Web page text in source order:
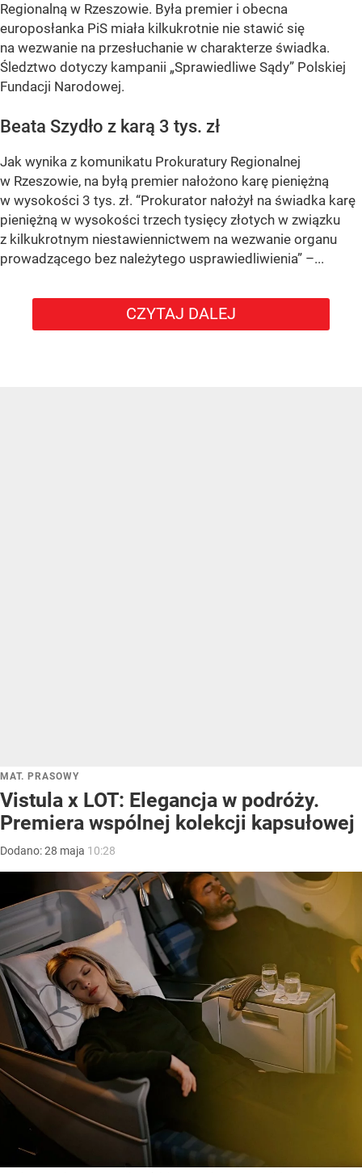
Regionalną w Rzeszowie. Była premier i obecna
europosłanka PiS miała kilkukrotnie nie stawić się
na wezwanie na przesłuchanie w charakterze świadka.
Śledztwo dotyczy kampanii „Sprawiedliwe Sądy” Polskiej
Fundacji Narodowej.
Beata Szydło z karą 3 tys. zł
Jak wynika z komunikatu Prokuratury Regionalnej
w Rzeszowie, na byłą premier nałożono karę pieniężną
w wysokości 3 tys. zł. “Prokurator nałożył na świadka karę
pieniężną w wysokości trzech tysięcy złotych w związku
z kilkukrotnym niestawiennictwem na wezwanie organu
prowadzącego bez należytego usprawiedliwienia” –...
CZYTAJ DALEJ
MAT. PRASOWY
Vistula x LOT: Elegancja w podróży.
Premiera wspólnej kolekcji kapsułowej
Dodano:28 maja 10:28